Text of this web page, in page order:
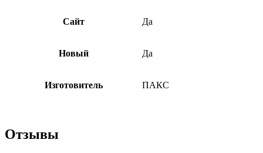
Сайт Да
Новый Да
Изготовитель ПАКС
Отзывы